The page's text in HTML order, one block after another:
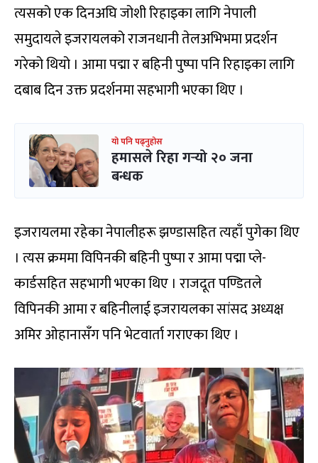
त्यसको एक दिनअघि जोशी रिहाइका लागि नेपाली
समुदायले इजरायलको राजनधानी तेलअभिभमा प्रदर्शन
गरेको थियो । आमा पद्मा र बहिनी पुष्पा पनि रिहाइका लागि
दबाब दिन उक्त प्रदर्शनमा सहभागी भएका थिए ।
यो पनि पढ्नुहोस
हमासले रिहा गर्‍यो २० जना
बन्धक
इजरायलमा रहेका नेपालीहरू झण्डासहित त्यहाँ पुगेका थिए
। त्यस क्रममा विपिनकी बहिनी पुष्पा र आमा पद्मा प्ले-
कार्डसहित सहभागी भएका थिए । राजदूत पण्डितले
विपिनकी आमा र बहिनीलाई इजरायलका सांसद अध्यक्ष
अमिर ओहानासँग पनि भेटवार्ता गराएका थिए ।